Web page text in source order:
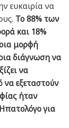
ευκαιρία να
Το 88% των
και 18%
μορφή
διάγνωση να
να
να εξεταστούν
ήταν
για